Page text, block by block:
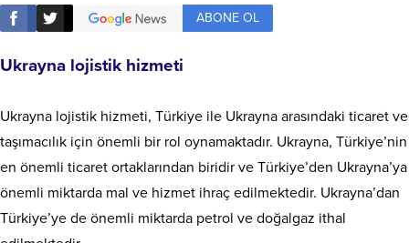
ABONE OL
Ukrayna lojistik hizmeti
Ukrayna lojistik hizmeti, Türkiye ile Ukrayna arasındaki ticaret ve
taşımacılık için önemli bir rol oynamaktadır. Ukrayna, Türkiye’nin
en önemli ticaret ortaklarından biridir ve Türkiye’den Ukrayna’ya
önemli miktarda mal ve hizmet ihraç edilmektedir. Ukrayna’dan
Türkiye’ye de önemli miktarda petrol ve doğalgaz ithal